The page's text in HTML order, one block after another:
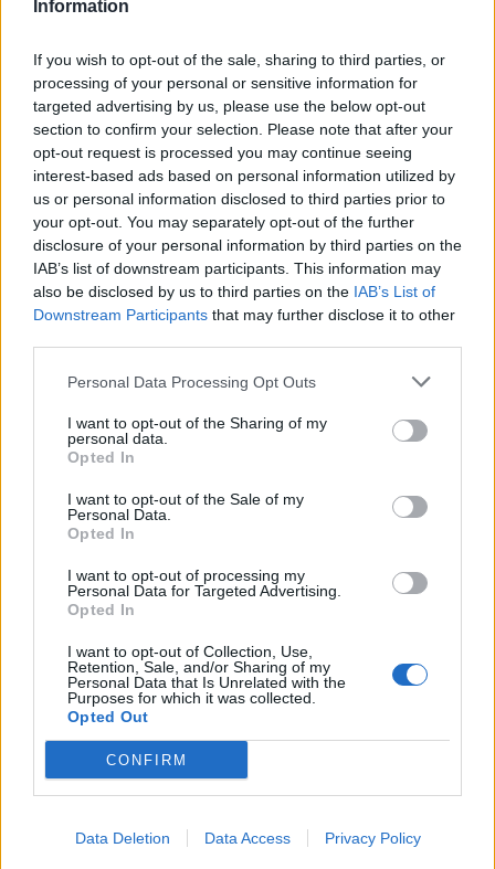
Information
If you wish to opt-out of the sale, sharing to third parties, or
processing of your personal or sensitive information for
targeted advertising by us, please use the below opt-out
section to confirm your selection. Please note that after your
opt-out request is processed you may continue seeing
interest-based ads based on personal information utilized by
us or personal information disclosed to third parties prior to
your opt-out. You may separately opt-out of the further
disclosure of your personal information by third parties on the
IAB’s list of downstream participants. This information may
also be disclosed by us to third parties on the IAB’s List of
Downstream Participants that may further disclose it to other
Personal Data Processing Opt Outs
I want to opt-out of the Sharing of my
personal data.
Opted In
I want to opt-out of the Sale of my
Personal Data.
Opted In
I want to opt-out of processing my
Personal Data for Targeted Advertising.
Opted In
I want to opt-out of Collection, Use,
Retention, Sale, and/or Sharing of my
Personal Data that Is Unrelated with the
Purposes for which it was collected.
Opted Out
CONFIRM
Data Deletion Data Access Privacy Policy
7 20:00
8 10:00
Vsi dogodki →
Najbolj brano
1
Pretep v gostinskem lokalu v Velenju: 46-letnik
moškega udaril s steklenico in ga zabodel
2
(VIDEO) "Mislil sem, da je konec": Lastnik
Hrvaškem
Korošico po pristanku
Na Šaleški cesti v Velenju občanka poškodovala
tri vozila
Prijava pogrešanja razkrila tragedijo: V hiši našli
Osmrtnice
Ivana Mernik
Franc Penšek
Maksi Podlesnik
Stanislava Arlič
Elica Vačun
Vse osmrtnice →